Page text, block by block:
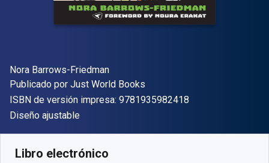
Autor(es)
Nora Barrows-Friedman
Editor
Publicado por Just World Books
ISBN de versión impresa: 9781935982418
Formato
Diseño ajustable
Libro electrónico